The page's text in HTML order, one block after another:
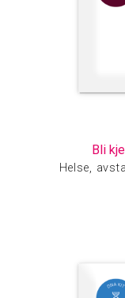
Bli
Helse,